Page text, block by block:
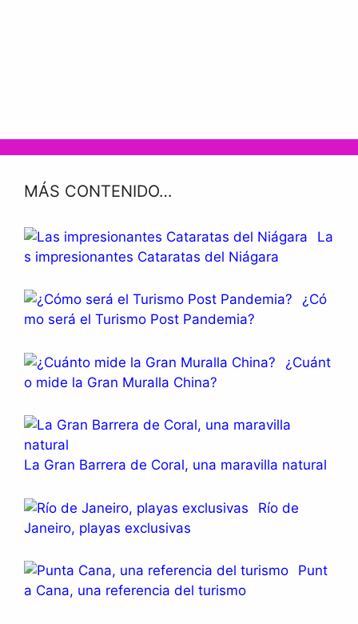
MÁS CONTENIDO…
La
s impresionantes Cataratas del Niágara
¿Có
mo será el Turismo Post Pandemia?
¿Cuánt
o mide la Gran Muralla China?
La Gran Barrera de Coral, una maravilla natural
Río de
Janeiro, playas exclusivas
Punt
a Cana, una referencia del turismo